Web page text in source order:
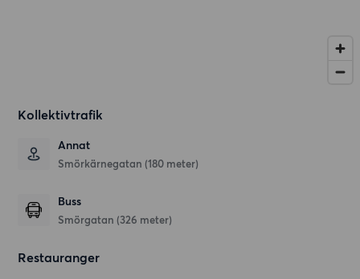
Kollektivtrafik
Annat
Smörkärnegatan (180 meter)
Buss
Smörgatan (326 meter)
Restauranger